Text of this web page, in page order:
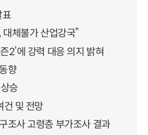
표
체불가 산업강국”
2’에 강력 대응 의지 밝혀
향
승
및 전망
조사 고령층 부가조사 결과